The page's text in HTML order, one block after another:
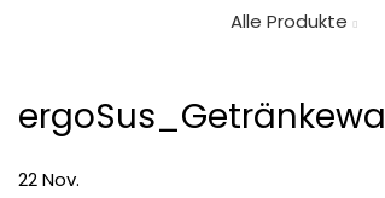
Alle Produkte
22Nov.